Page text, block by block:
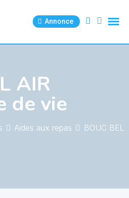
Annonce
AIR
de vie
Aides aux repas
BOUC BEL